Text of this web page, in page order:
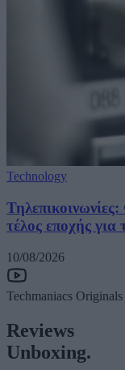
Technology
τέλος εποχής για
10/08/2026
Techmaniacs Originals
Reviews
Unboxing.